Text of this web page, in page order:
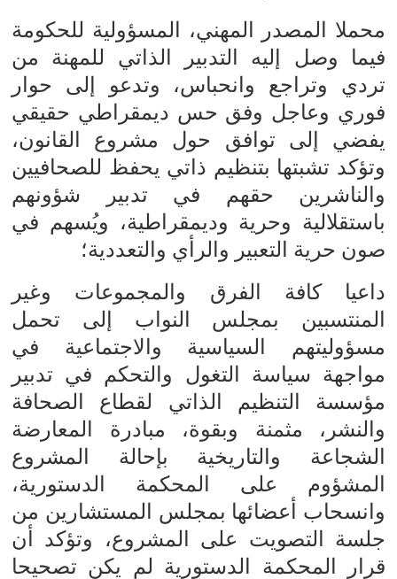
محملا المصدر المهني، المسؤولية للحكومة
فيما وصل إليه التدبير الذاتي للمهنة من
تردي وتراجع وانحباس، وتدعو إلى حوار
فوري وعاجل وفق حس ديمقراطي حقيقي
يفضي إلى توافق حول مشروع القانون،
وتؤكد تشبتها بتنظيم ذاتي يحفظ للصحافيين
والناشرين حقهم في تدبير شؤونهم
باستقلالية وحرية وديمقراطية، ويُسهم في
صون حرية التعبير والرأي والتعددية؛
داعيا كافة الفرق والمجموعات وغير
المنتسبين بمجلس النواب إلى تحمل
مسؤوليتهم السياسية والاجتماعية في
مواجهة سياسة التغول والتحكم في تدبير
مؤسسة التنظيم الذاتي لقطاع الصحافة
والنشر، مثمنة وبقوة، مبادرة المعارضة
الشجاعة والتاريخية بإحالة المشروع
المشؤوم على المحكمة الدستورية،
وانسحاب أعضائها بمجلس المستشارين من
جلسة التصويت على المشروع، وتؤكد أن
قرار المحكمة الدستورية لم يكن تصحيحا